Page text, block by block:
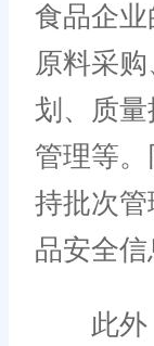
食品企
原料采
划、质
管理等。
持批次
品安全信
此外，